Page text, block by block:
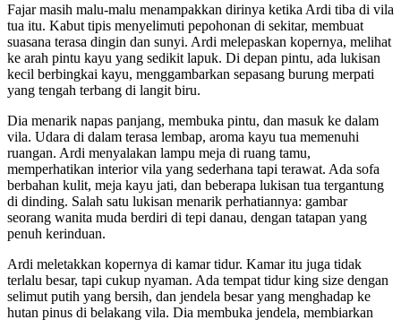
Fajar masih malu-malu menampakkan dirinya ketika Ardi tiba di vila
tua itu. Kabut tipis menyelimuti pepohonan di sekitar, membuat
suasana terasa dingin dan sunyi. Ardi melepaskan kopernya, melihat
ke arah pintu kayu yang sedikit lapuk. Di depan pintu, ada lukisan
kecil berbingkai kayu, menggambarkan sepasang burung merpati
yang tengah terbang di langit biru.
Dia menarik napas panjang, membuka pintu, dan masuk ke dalam
vila. Udara di dalam terasa lembap, aroma kayu tua memenuhi
ruangan. Ardi menyalakan lampu meja di ruang tamu,
memperhatikan interior vila yang sederhana tapi terawat. Ada sofa
berbahan kulit, meja kayu jati, dan beberapa lukisan tua tergantung
di dinding. Salah satu lukisan menarik perhatiannya: gambar
seorang wanita muda berdiri di tepi danau, dengan tatapan yang
penuh kerinduan.
Ardi meletakkan kopernya di kamar tidur. Kamar itu juga tidak
terlalu besar, tapi cukup nyaman. Ada tempat tidur king size dengan
selimut putih yang bersih, dan jendela besar yang menghadap ke
hutan pinus di belakang vila. Dia membuka jendela, membiarkan